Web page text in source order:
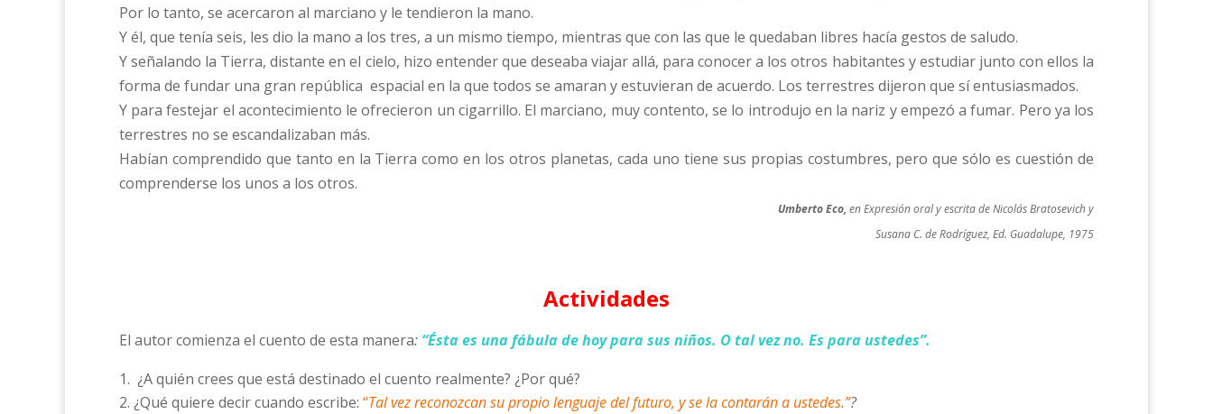
Por lo tanto, se acercaron al marciano y le tendieron la mano.
Y él, que tenía seis, les dio la mano a los tres, a un mismo tiempo, mientras que con las que le quedaban libres hacía gestos de saludo.
Y señalando la Tierra, distante en el cielo, hizo entender que deseaba viajar allá, para conocer a los otros habitantes y estudiar junto con ellos la
forma de fundar una gran república espacial en la que todos se amaran y estuvieran de acuerdo. Los terrestres dijeron que sí entusiasmados.
Y para festejar el acontecimiento le ofrecieron un cigarrillo. El marciano, muy contento, se lo introdujo en la nariz y empezó a fumar. Pero ya los
terrestres no se escandalizaban más.
Habían comprendido que tanto en la Tierra como en los otros planetas, cada uno tiene sus propias costumbres, pero que sólo es cuestión de
comprenderse los unos a los otros.
Umberto Eco, en Expresión oral y escrita de Nicolás Bratosevich y
Susana C. de Rodríguez, Ed. Guadalupe, 1975
Actividades
El autor comienza el cuento de esta manera: “Ésta es una fábula de hoy para sus niños. O tal vez no. Es para ustedes”.
¿A quién crees que está destinado el cuento realmente? ¿Por qué?
¿Qué quiere decir cuando escribe: “Tal vez reconozcan su propio lenguaje del futuro, y se la contarán a ustedes.”?